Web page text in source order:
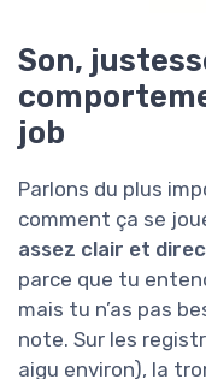
Son,
job
Parlons du plus
comment ça se
assez clair et
parce que tu
mais tu n’as pas
note. Sur les
aigu environ), la